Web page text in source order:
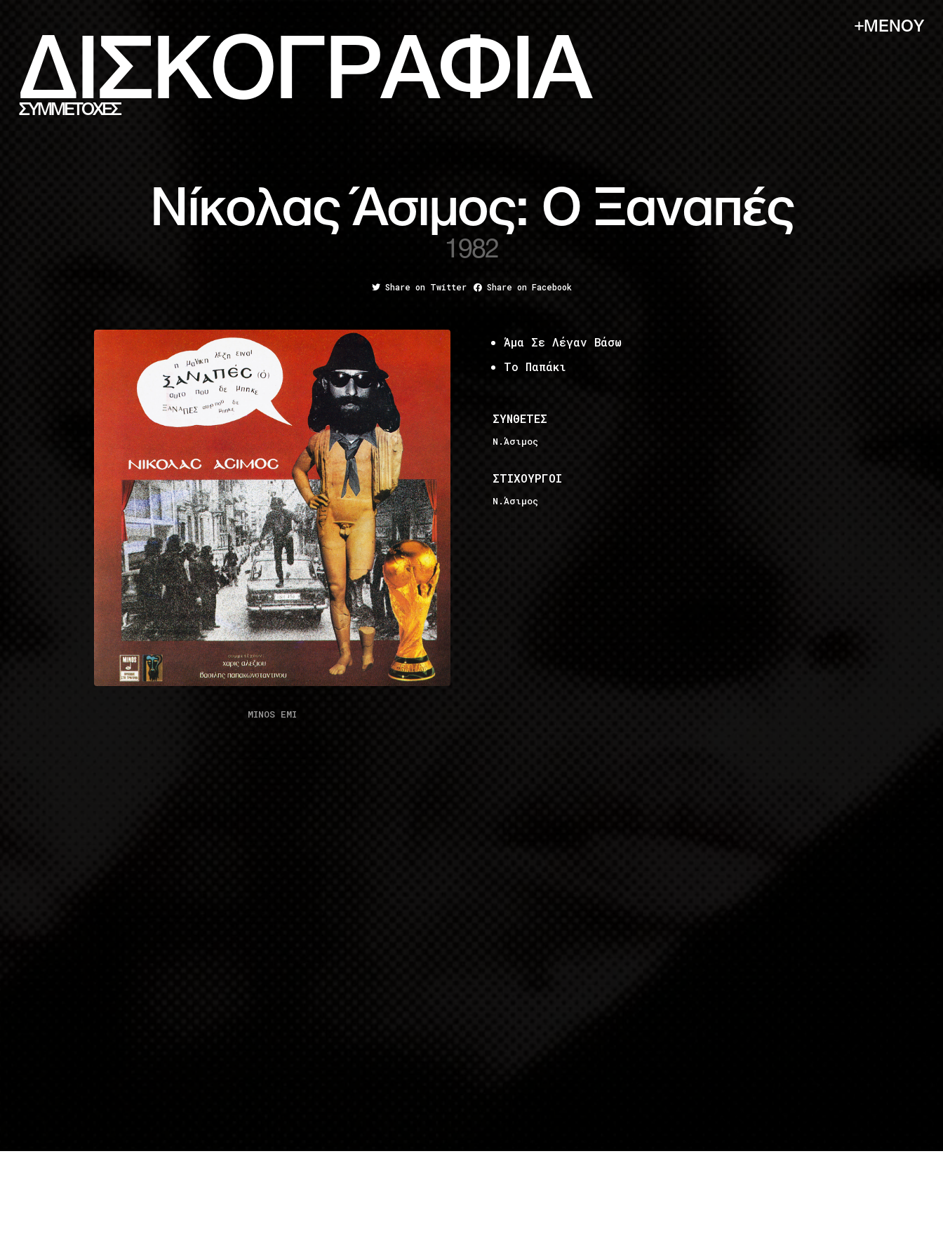
ΔΙΣΚΟΓΡΑΦΙΑ
ΣΥΜΜΕΤΟΧΕΣ
+ΜΕΝΟΥ
Νίκολας Άσιμος: Ο Ξαναπές
1982
Share on Twitter Share on Facebook
MINOS EMI
Άμα Σε Λέγαν Βάσω
Το Παπάκι
ΣΥΝΘΕΤΕΣ
Ν.Άσιμος
ΣΤΙΧΟΥΡΓΟΙ
Ν.Άσιμος